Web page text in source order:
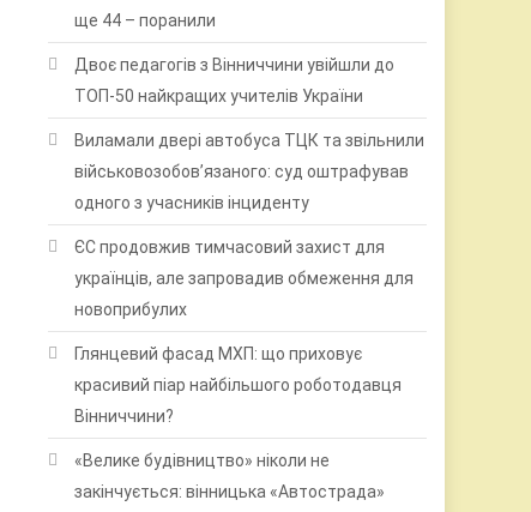
ще 44 – поранили
Двоє педагогів з Вінниччини увійшли до
ТОП-50 найкращих учителів України
Виламали двері автобуса ТЦК та звільнили
військовозобов’язаного: суд оштрафував
одного з учасників інциденту
ЄС продовжив тимчасовий захист для
українців, але запровадив обмеження для
новоприбулих
Глянцевий фасад МХП: що приховує
красивий піар найбільшого роботодавця
Вінниччини?
«Велике будівництво» ніколи не
закінчується: вінницька «Автострада»